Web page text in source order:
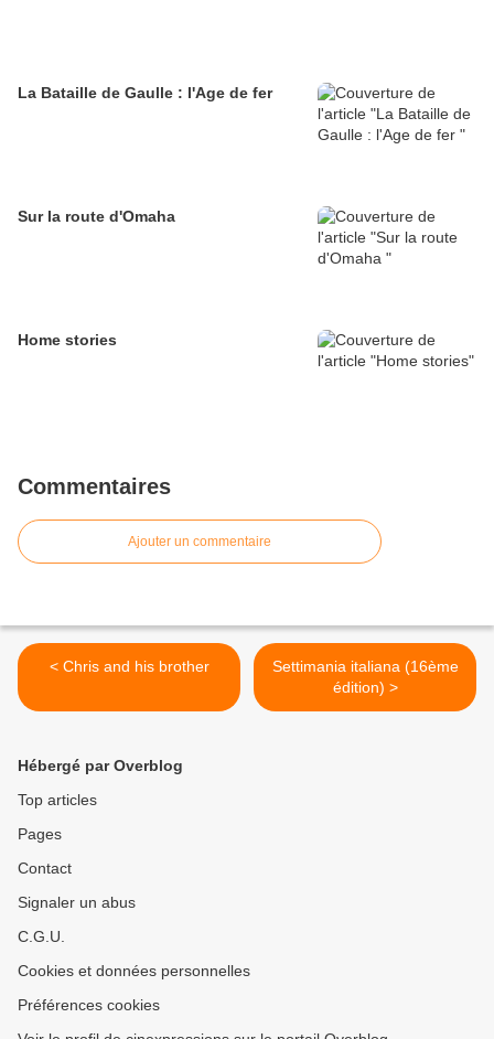
La Bataille de Gaulle : l'Age de fer
Sur la route d'Omaha
Home stories
Commentaires
Ajouter un commentaire
< Chris and his brother
Settimania italiana (16ème
édition) >
Hébergé par Overblog
Top articles
Pages
Contact
Signaler un abus
C.G.U.
Cookies et données personnelles
Préférences cookies